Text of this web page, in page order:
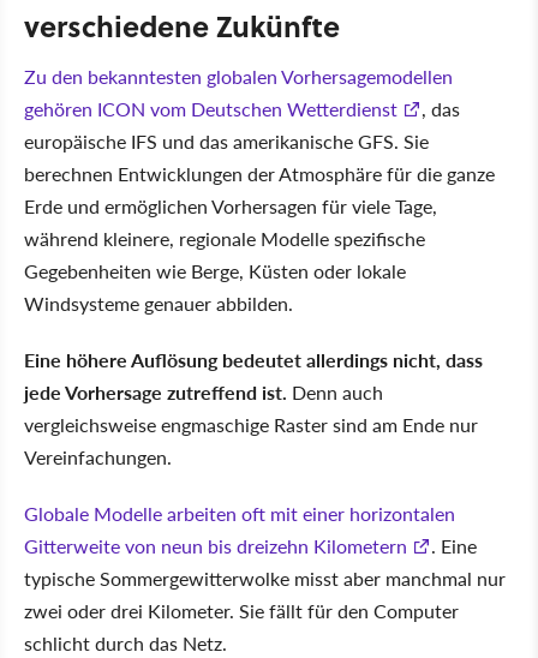
verschiedene Zukünfte
Zu den bekanntesten globalen Vorhersagemodellen
gehören ICON vom Deutschen Wetterdienst
, das
europäische IFS und das amerikanische GFS. Sie
berechnen Entwicklungen der Atmosphäre für die ganze
Erde und ermöglichen Vorhersagen für viele Tage,
während kleinere, regionale Modelle spezifische
Gegebenheiten wie Berge, Küsten oder lokale
Windsysteme genauer abbilden.
Eine höhere Auflösung bedeutet allerdings nicht, dass
jede Vorhersage zutreffend ist. Denn auch
vergleichsweise engmaschige Raster sind am Ende nur
Vereinfachungen.
Globale Modelle arbeiten oft mit einer horizontalen
Gitterweite von neun bis dreizehn Kilometern
. Eine
typische Sommergewitterwolke misst aber manchmal nur
zwei oder drei Kilometer. Sie fällt für den Computer
schlicht durch das Netz.